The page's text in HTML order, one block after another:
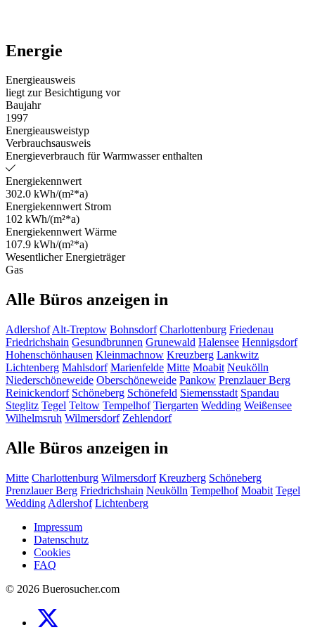
Energie
Energieausweis
liegt zur Besichtigung vor
Baujahr
1997
Energieausweistyp
Verbrauchsausweis
Energieverbrauch für Warmwasser enthalten
Energiekennwert
302.0 kWh/(m²*a)
Energiekennwert Strom
102 kWh/(m²*a)
Energiekennwert Wärme
107.9 kWh/(m²*a)
Wesentlicher Energieträger
Gas
Alle Büros anzeigen in
Adlershof Alt-Treptow Bohnsdorf Charlottenburg Friedenau
Friedrichshain Gesundbrunnen Grunewald Halensee Hennigsdorf
Hohenschönhausen Kleinmachnow Kreuzberg Lankwitz
Lichtenberg Mahlsdorf Marienfelde Mitte Moabit Neukölln
Niederschöneweide Oberschöneweide Pankow Prenzlauer Berg
Reinickendorf Schöneberg Schönefeld Siemensstadt Spandau
Steglitz Tegel Teltow Tempelhof Tiergarten Wedding Weißensee
Wilhelmsruh Wilmersdorf Zehlendorf
Alle Büros anzeigen in
Mitte Charlottenburg Wilmersdorf Kreuzberg Schöneberg
Prenzlauer Berg Friedrichshain Neukölln Tempelhof Moabit Tegel
Wedding Adlershof Lichtenberg
Impressum
Datenschutz
Cookies
FAQ
© 2026 Buerosucher.com